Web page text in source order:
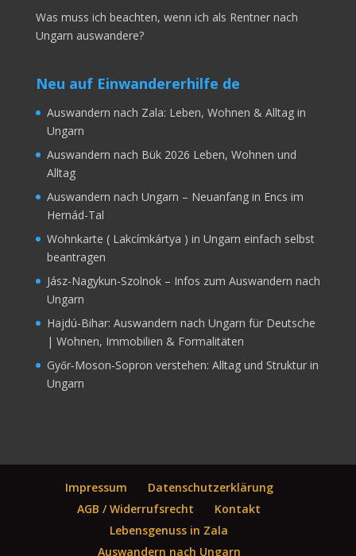
Was muss ich beachten, wenn ich als Rentner nach
Ungarn auswandere?
Neu auf Einwandererhilfe de
Auswandern nach Zala: Leben, Wohnen & Alltag in
Ungarn
Auswandern nach Bük 2026 Leben, Wohnen und
Alltag
Auswandern nach Ungarn – Neuanfang in Encs im
Hernád-Tal
Wohnkarte ( Lakcímkártya ) in Ungarn einfach selbst
beantragen
Jász-Nagykun-Szolnok – Infos zum Auswandern nach
Ungarn
Hajdú-Bihar: Auswandern nach Ungarn für Deutsche
| Wohnen, Immobilien & Formalitäten
Győr‑Moson‑Sopron verstehen: Alltag und Struktur in
Ungarn
Impressum
Datenschutzerklärung
AGB / Widerrufsrecht
Kontakt
Lebensgenuss in Zala
Auswandern nach Ungarn